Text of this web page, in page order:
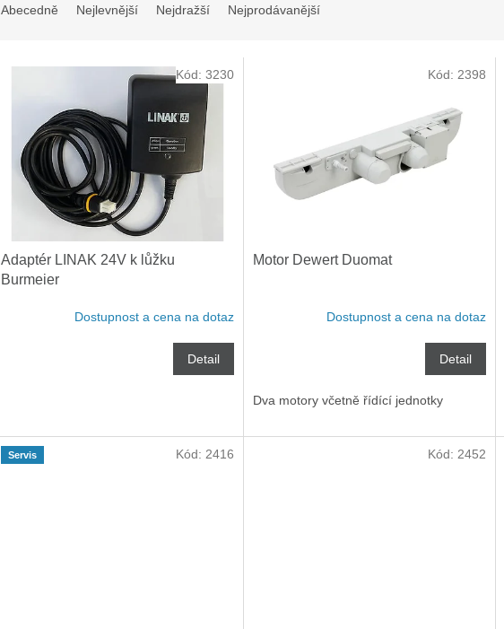
Abecedně Nejlevnější Nejdražší Nejprodávanější
Adaptér LINAK 24V k lůžku
Burmeier
Dostupnost a cena na dotaz
Detail
Kód: 3230
Motor Dewert Duomat
Dostupnost a cena na dotaz
Detail
Dva motory včetně řídící jednotky
Kód: 2398
Servis Kód: 2416 Kód: 2452